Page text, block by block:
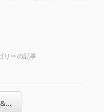
リーの記事